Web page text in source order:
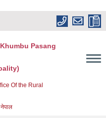
Pasang
Of the Rural